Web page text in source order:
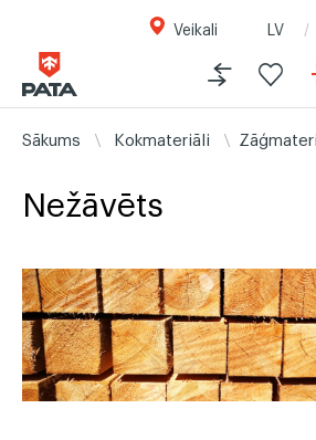
Veikali LV
Sākums Kokmateriāli
Nežāvēts